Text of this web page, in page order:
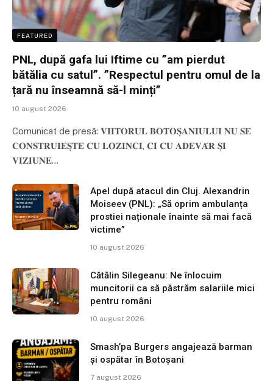
FEATURED
PNL, după gafa lui Iftime cu ”am pierdut
bătălia cu satul”. ”Respectul pentru omul de la
țară nu înseamnă să-l minți”
10 august 2026
Comunicat de presă: 𝐕𝐈𝐈𝐓𝐎𝐑𝐔𝐋 𝐁𝐎𝐓𝐎𝐒̦𝐀𝐍𝐈𝐔𝐋𝐔𝐈 𝐍𝐔 𝐒𝐄
𝐂𝐎𝐍𝐒𝐓𝐑𝐔𝐈𝐄𝐒̦𝐓𝐄 𝐂𝐔 𝐋𝐎𝐙𝐈𝐍𝐂𝐈, 𝐂𝐈 𝐂𝐔 𝐀𝐃𝐄𝐕𝐀̆𝐑 𝐒̦𝐈
𝐕𝐈𝐙𝐈𝐔𝐍𝐄…
Apel după atacul din Cluj. Alexandrin
Moiseev (PNL): „Să oprim ambulanța
prostiei naționale înainte să mai facă
victime”
10 august 2026
Cătălin Silegeanu: Ne înlocuim
muncitorii ca să păstrăm salariile mici
pentru români
10 august 2026
Smash’pa Burgers angajează barman
și ospătar în Botoșani
7 august 2026